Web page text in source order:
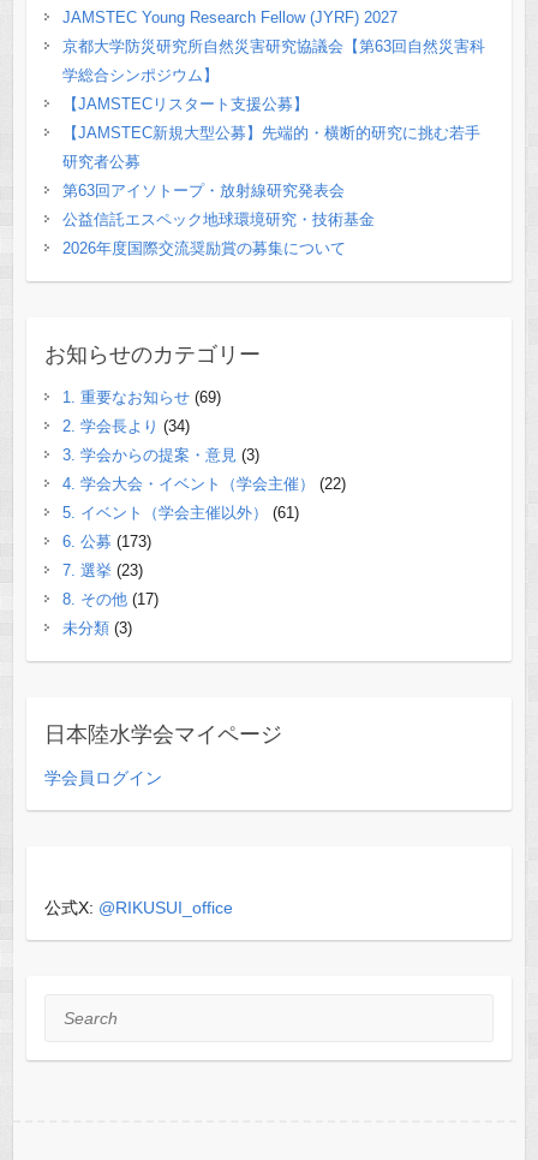
JAMSTEC Young Research Fellow (JYRF) 2027
京都大学防災研究所自然災害研究協議会【第63回自然災害科
学総合シンポジウム】
【JAMSTECリスタート支援公募】
【JAMSTEC新規大型公募】先端的・横断的研究に挑む若手
研究者公募
第63回アイソトープ・放射線研究発表会
公益信託エスペック地球環境研究・技術基金
2026年度国際交流奨励賞の募集について
お知らせのカテゴリー
1. 重要なお知らせ(69)
2. 学会長より (34)
3. 学会からの提案・意見 (3)
4. 学会大会・イベント（学会主催）
(22)
5. イベント（学会主催以外）
(61)
6. 公募 (173)
7. 選挙 (23)
8. その他(17)
未分類(3)
日本陸水学会マイページ
学会員ログイン
公式X: @RIKUSUI_office
Search